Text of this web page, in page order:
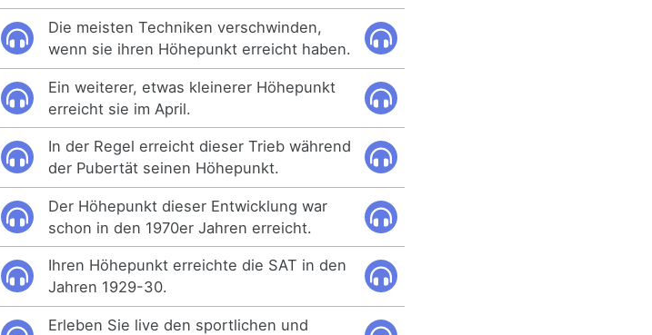
Die meisten Techniken verschwinden,
wenn sie ihren Höhepunkt erreicht haben.
Ein weiterer, etwas kleinerer Höhepunkt
erreicht sie im April.
In der Regel erreicht dieser Trieb während
der Pubertät seinen Höhepunkt.
Der Höhepunkt dieser Entwicklung war
schon in den 1970er Jahren erreicht.
Ihren Höhepunkt erreichte die SAT in den
Jahren 1929-30.
Erleben Sie live den sportlichen und